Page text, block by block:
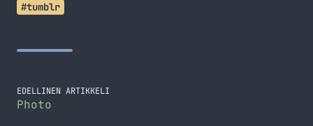
#tumblr
EDELLINEN ARTIKKELI
Photo